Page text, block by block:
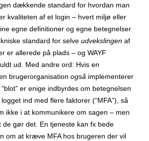
dækkende standard for hvordan man
kvaliteten af et login – hvert miljø eller
egne definitioner og egne betegnelser
standard for selve udvekslingen af
er allerede på plads – og WAYF
ud. Med andre ord: Hvis en
brugerorganisation også implementerer
er enige indbyrdes om betegnelsen
ind med flere faktorer (“MFA”), så
ikke i at kommunikere om sagen – men
de gør det. En tjeneste kan fx bede
om at kræve MFA hos brugeren der vil